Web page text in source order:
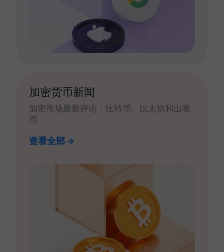
加密货币新闻
加密市场最新评论：比特币、以太坊和山寨
币
查看全部